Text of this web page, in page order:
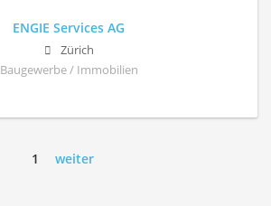
ENGIE Services AG
Zürich
Baugewerbe / Immobilien
1 weiter